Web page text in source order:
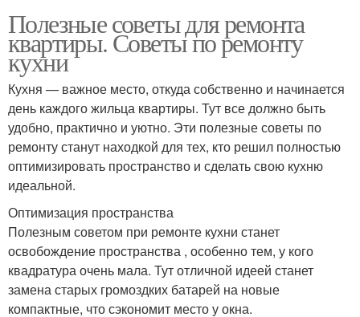
Полезные советы для ремонта
квартиры. Советы по ремонту
кухни
Кухня — важное место, откуда собственно и начинается
день каждого жильца квартиры. Тут все должно быть
удобно, практично и уютно. Эти полезные советы по
ремонту станут находкой для тех, кто решил полностью
оптимизировать пространство и сделать свою кухню
идеальной.
Оптимизация пространства
Полезным советом при ремонте кухни станет
освобождение пространства , особенно тем, у кого
квадратура очень мала. Тут отличной идеей станет
замена старых громоздких батарей на новые
компактные, что сэкономит место у окна.